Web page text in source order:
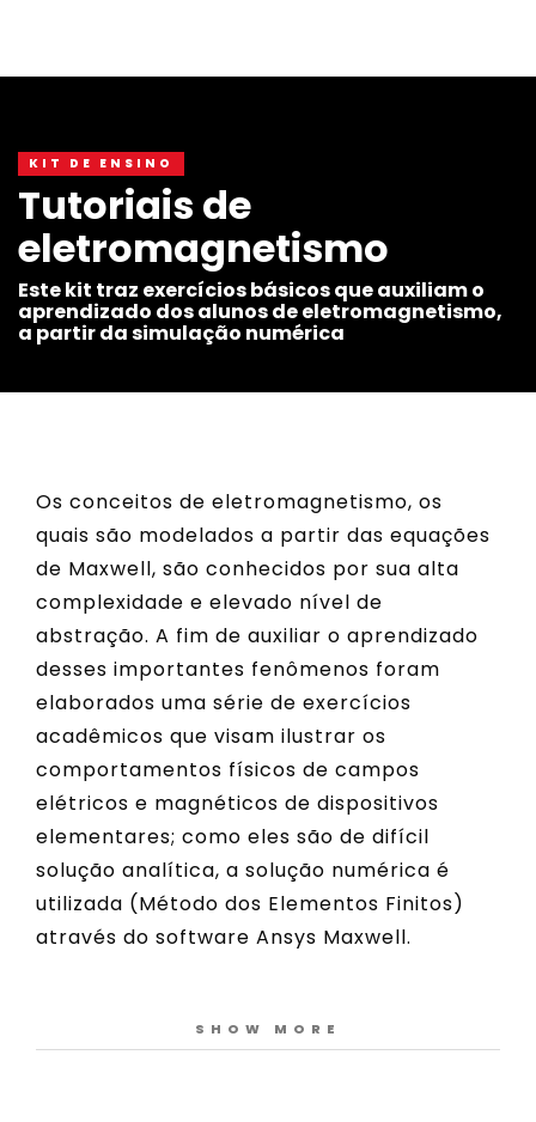
KIT DE ENSINO
Tutoriais de
eletromagnetismo
Este kit traz exercícios básicos que auxiliam o
aprendizado dos alunos de eletromagnetismo,
a partir da simulação numérica
Os conceitos de eletromagnetismo, os
quais são modelados a partir das equações
de Maxwell, são conhecidos por sua alta
complexidade e elevado nível de
abstração. A fim de auxiliar o aprendizado
desses importantes fenômenos foram
elaborados uma série de exercícios
acadêmicos que visam ilustrar os
comportamentos físicos de campos
elétricos e magnéticos de dispositivos
elementares; como eles são de difícil
solução analítica, a solução numérica é
utilizada (Método dos Elementos Finitos)
através do software Ansys Maxwell.
SHOW MORE